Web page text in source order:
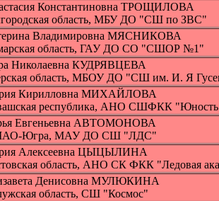
Константиновна ТРОЩИЛОВА
область, МБУ ДО "СШ по ЗВС"
Владимировна МЯСНИКОВА
область, ГАУ ДО СО "СШОР №1"
Николаевна КУДРЯВЦЕВА
область, МБОУ ДО "СШ им. И. Я
Кирилловна МИХАЙЛОВА
республика, АНО СШФКК
Евгеньевна АВТОМОНОВА
Югра, МАУ ДО СШ "ЛДС"
Алексеевна ЦЫЦЫЛИНА
область, АНО СК ФКК "Ледовая
Денисовна МУЛЮКИНА
область, СШ "Космос"